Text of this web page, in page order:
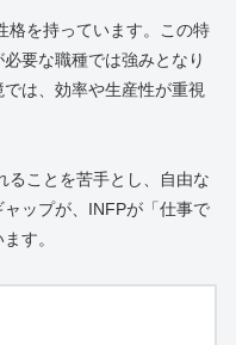
格を持っています。この特
要な職種では強みとなり
は、効率や生産性が重視
ることを苦手とし、自由な
ップが、INFPが「仕事で
す。